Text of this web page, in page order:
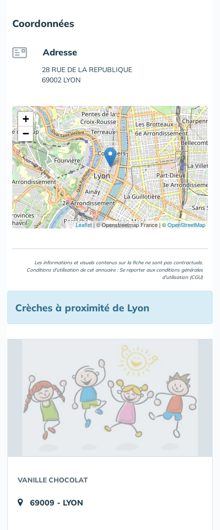
Coordonnées
Adresse
28 RUE DE LA REPUBLIQUE
69002 LYON
+
−
Leaflet|© Openstreetmap France | ©OpenStreetMap
Les informations et visuels contenus sur la fiche ne sont pas contractuels.
Conditions d'utilisation de cet annuaire : Se reporter aux conditions générales
d'utilisation (CGU)
Crèches à proximité de Lyon
VANILLE CHOCOLAT
69009 - LYON